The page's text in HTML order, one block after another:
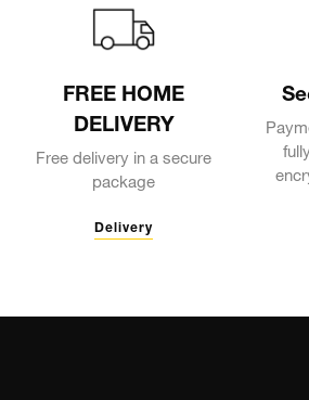
FREE HOME
DELIVERY
Free delivery in a secure
package
Delivery